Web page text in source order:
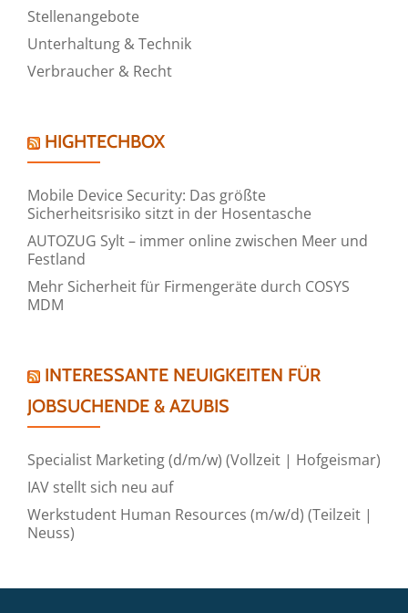
Stellenangebote
Unterhaltung & Technik
Verbraucher & Recht
HIGHTECHBOX
Mobile Device Security: Das größte
Sicherheitsrisiko sitzt in der Hosentasche
AUTOZUG Sylt – immer online zwischen Meer und
Festland
Mehr Sicherheit für Firmengeräte durch COSYS
MDM
INTERESSANTE NEUIGKEITEN FÜR
JOBSUCHENDE & AZUBIS
Specialist Marketing (d/m/w) (Vollzeit | Hofgeismar)
IAV stellt sich neu auf
Werkstudent Human Resources (m/w/d) (Teilzeit |
Neuss)